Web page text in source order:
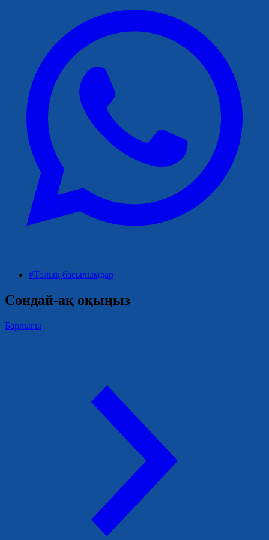
#Толық басылымдар
Сондай-ақ оқыңыз
Барлығы